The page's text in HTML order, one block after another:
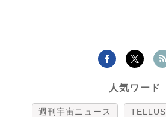
人気ワード
週刊宇宙ニュース TELLUS